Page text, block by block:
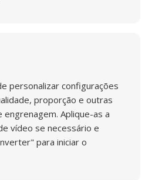
personalizar configurações
proporção e outras
engrenagem. Aplique-as a
vídeo se necessário e
para iniciar o